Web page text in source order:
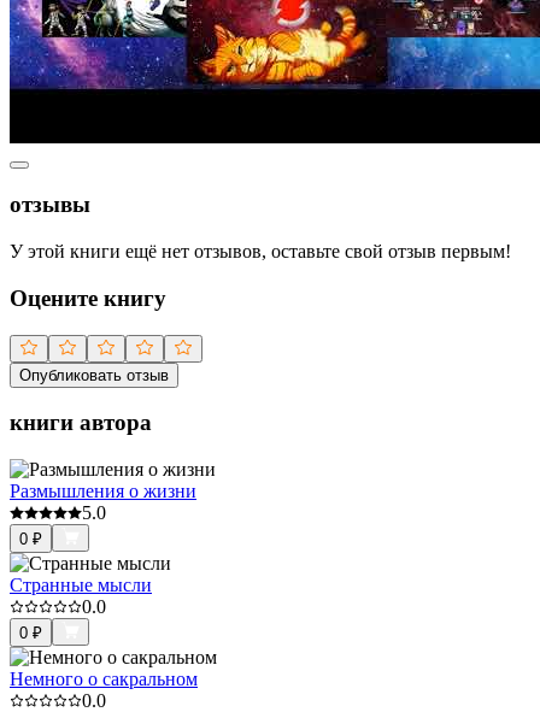
отзывы
У этой книги ещё нет отзывов, оставьте свой отзыв первым!
Оцените книгу
Опубликовать отзыв
книги автора
Размышления о жизни
5.0
0 ₽
Странные мысли
0.0
0 ₽
Немного о сакральном
0.0